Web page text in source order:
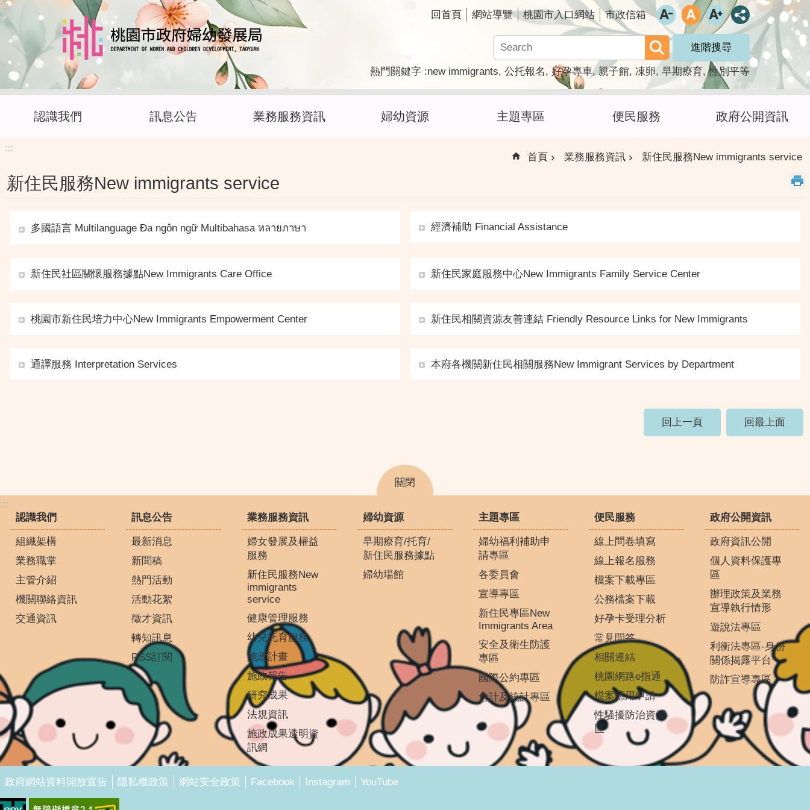
跳到主要內容區塊
:::
回首頁 網站導覽 桃園市入口網站 市政信箱
進階搜尋
熱門關鍵字 new immigrants 公托報名 好孕專車 親子館 凍卵 早期療育 性別平等
認識我們 訊息公告 業務服務資訊 婦幼資源 主題專區 便民服務 政府公開資訊
:::
首頁 業務服務資訊 新住民服務New immigrants service
新住民服務New immigrants service
多國語言 Multilanguage Đa ngôn ngữ Multibahasa หลายภาษา 經濟補助 Financial Assistance
新住民社區關懷服務據點New Immigrants Care Office 新住民家庭服務中心New Immigrants Family Service Center
桃園市新住民培力中心New Immigrants Empowerment Center 新住民相關資源友善連結 Friendly Resource Links for New Immigrants
通譯服務 Interpretation Services 本府各機關新住民相關服務New Immigrant Services by Department
回上一頁 回最上面
關閉
:::
認識我們
組織架構
業務職掌
主管介紹
機關聯絡資訊
交通資訊
訊息公告
最新消息
新聞稿
熱門活動
活動花絮
徵才資訊
轉知訊息
RSS訂閱
業務服務資訊
婦女發展及權益
服務
新住民服務New
immigrants
service
健康管理服務
幼兒托育服務
施政計畫
施政報告
研究成果
法規資訊
施政成果透明資
訊網
婦幼資源
早期療育/托育/
新住民服務據點
婦幼場館
主題專區
婦幼福利補助申
請專區
各委員會
宣導專區
新住民專區New
Immigrants Area
安全及衛生防護
專區
國際公約專區
會計及統計專區
便民服務
線上問卷填寫
線上報名服務
檔案下載專區
公務檔案下載
好孕卡受理分析
常見問答
相關連結
桃園網路e指通
檔案應用申請
性騷擾防治資源
區
政府公開資訊
政府資訊公開
個人資料保護專
區
辦理政策及業務
宣導執行情形
遊說法專區
利衝法專區-身份
關係揭露平台
防詐宣導專區
政府網站資料開放宣告 隱私權政策 網站安全政策 Facebook Instagram YouTube